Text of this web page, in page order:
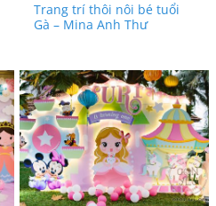
Trang trí thôi nôi bé tuổi
Gà – Mina Anh Thư